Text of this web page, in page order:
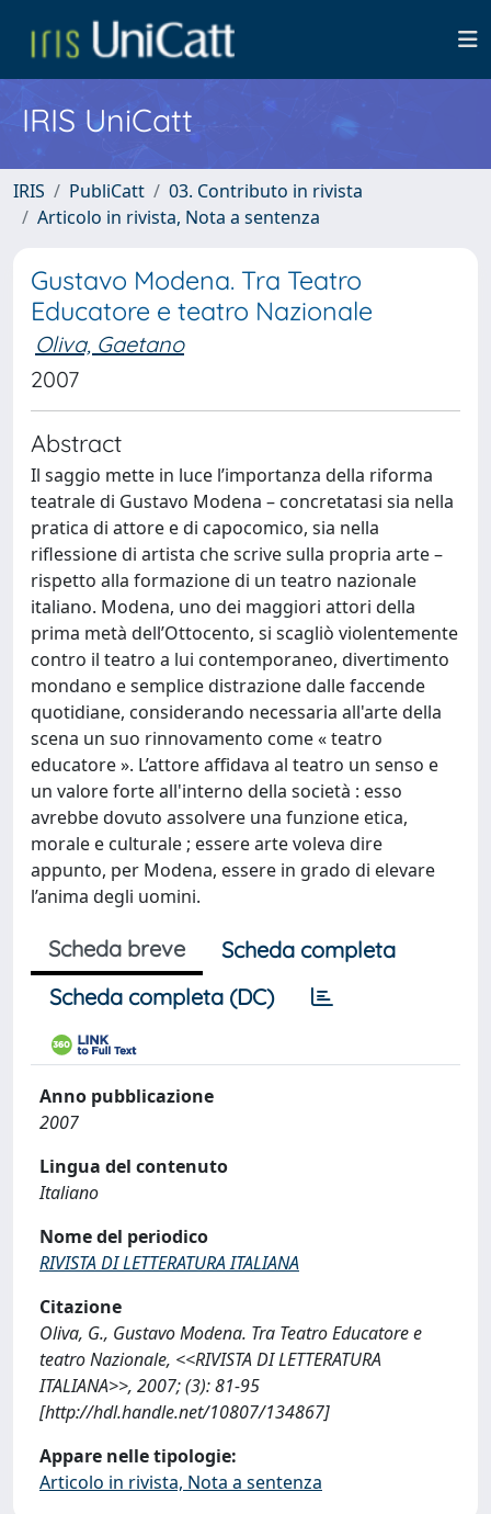
IRIS UniCatt
IRIS PubliCatt
03. Contributo in rivista
Articolo in rivista, Nota a sentenza
Gustavo Modena. Tra Teatro
Educatore e teatro Nazionale
Oliva, Gaetano
2007
Abstract
Il saggio mette in luce l’importanza della riforma
teatrale di Gustavo Modena – concretatasi sia nella
pratica di attore e di capocomico, sia nella
riflessione di artista che scrive sulla propria arte –
rispetto alla formazione di un teatro nazionale
italiano. Modena, uno dei maggiori attori della
prima metà dell’Ottocento, si scagliò violentemente
contro il teatro a lui contemporaneo, divertimento
mondano e semplice distrazione dalle faccende
quotidiane, considerando necessaria all'arte della
scena un suo rinnovamento come « teatro
educatore ». L’attore affidava al teatro un senso e
un valore forte all'interno della società : esso
avrebbe dovuto assolvere una funzione etica,
morale e culturale ; essere arte voleva dire
appunto, per Modena, essere in grado di elevare
l’anima degli uomini.
Scheda breve
Scheda completa
Scheda completa (DC)
Anno pubblicazione
2007
Lingua del contenuto
Italiano
Nome del periodico
RIVISTA DI LETTERATURA ITALIANA
Citazione
Oliva, G., Gustavo Modena. Tra Teatro Educatore e
teatro Nazionale, <<RIVISTA DI LETTERATURA
ITALIANA>>, 2007; (3): 81-95
[http://hdl.handle.net/10807/134867]
Appare nelle tipologie:
Articolo in rivista, Nota a sentenza